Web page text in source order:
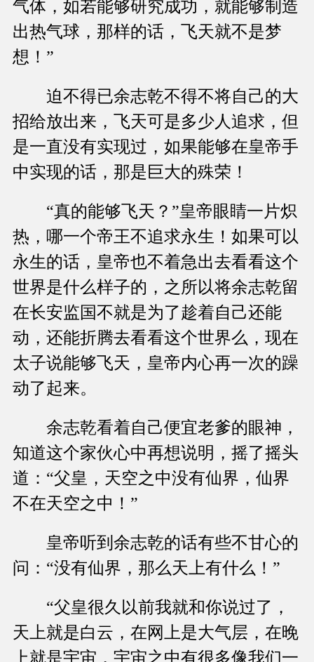
气体，如若能够研究成功，就能够制造
出热气球，那样的话，飞天就不是梦
想！”
迫不得已余志乾不得不将自己的大
招给放出来，飞天可是多少人追求，但
是一直没有实现过，如果能够在皇帝手
中实现的话，那是巨大的殊荣！
“真的能够飞天？”皇帝眼睛一片炽
热，哪一个帝王不追求永生！如果可以
永生的话，皇帝也不着急出去看看这个
世界是什么样子的，之所以将余志乾留
在长安监国不就是为了趁着自己还能
动，还能折腾去看看这个世界么，现在
太子说能够飞天，皇帝内心再一次的躁
动了起来。
余志乾看着自己便宜老爹的眼神，
知道这个家伙心中再想说明，摇了摇头
道：“父皇，天空之中没有仙界，仙界
不在天空之中！”
皇帝听到余志乾的话有些不甘心的
问：“没有仙界，那么天上有什么！”
“父皇很久以前我就和你说过了，
天上就是白云，在网上是大气层，在晚
上就是宇宙，宇宙之中有很多像我们一